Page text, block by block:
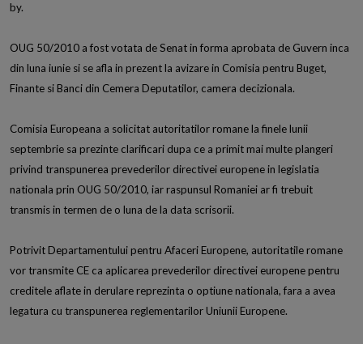
by.
OUG 50/2010 a fost votata de Senat in forma aprobata de Guvern inca
din luna iunie si se afla in prezent la avizare in Comisia pentru Buget,
Finante si Banci din Cemera Deputatilor, camera decizionala.
Comisia Europeana a solicitat autoritatilor romane la finele lunii
septembrie sa prezinte clarificari dupa ce a primit mai multe plangeri
privind transpunerea prevederilor directivei europene in legislatia
nationala prin OUG 50/2010, iar raspunsul Romaniei ar fi trebuit
transmis in termen de o luna de la data scrisorii.
Potrivit Departamentului pentru Afaceri Europene, autoritatile romane
vor transmite CE ca aplicarea prevederilor directivei europene pentru
creditele aflate in derulare reprezinta o optiune nationala, fara a avea
legatura cu transpunerea reglementarilor Uniunii Europene.